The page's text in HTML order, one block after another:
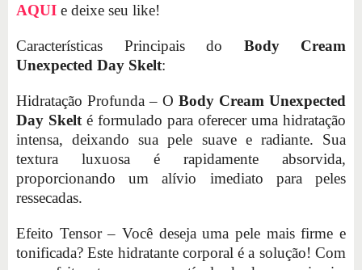
AQUI e deixe seu like!
Características Principais do Body Cream
Unexpected Day Skelt:
Hidratação Profunda – O Body Cream Unexpected
Day Skelt é formulado para oferecer uma hidratação
intensa, deixando sua pele suave e radiante. Sua
textura luxuosa é rapidamente absorvida,
proporcionando um alívio imediato para peles
ressecadas.
Efeito Tensor – Você deseja uma pele mais firme e
tonificada? Este hidratante corporal é a solução! Com